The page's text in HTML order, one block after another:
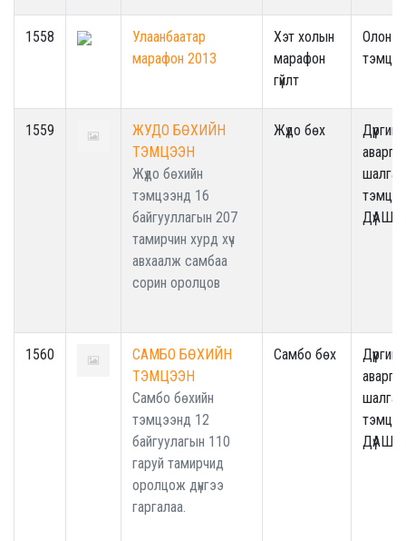
1558
Улаанбаатар
марафон 2013
Хэт холын
марафон
гүйлт
Олон
1559
ЖУДО БӨХИЙН
ТЭМЦЭЭН
Жүдо бөхийн
тэмцээнд 16
байгууллагын 207
тамирчин хурд хүч
авхаалж самбаа
сорин оролцов
Жүдо бөх
Дүүргийн
аварга
ДүАШТ
1560
САМБО БӨХИЙН
ТЭМЦЭЭН
Самбо бөхийн
тэмцээнд 12
байгуулагын 110
гаруй тамирчид
оролцож дүнгээ
гаргалаа.
Самбо бөх
Дүүргийн
аварга
ДүАШТ